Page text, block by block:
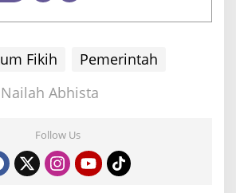
Fikih
Pemerintah
Abhista
Follow Us